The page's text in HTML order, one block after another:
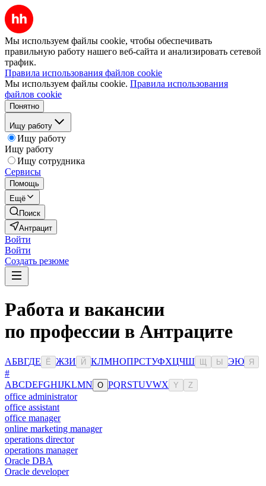
Мы используем файлы cookie, чтобы обеспечивать
правильную работу нашего веб-сайта и анализировать сетевой
трафик.
Правила использования файлов cookie
Мы используем файлы cookie. Правила использования
файлов cookie
Понятно
Ищу работу
Ищу работу
Ищу работу
Ищу сотрудника
Сервисы
Помощь
Ещё
Поиск
Антрацит
Войти
Войти
Создать резюме
Работа и вакансии
по профессии в Антраците
АБВГДЕ Ё ЖЗИ Й КЛМНОПРСТУФХЦЧШ Ы ЭЮ Я
#
ABCDEFGHIJKLMN O PQRSTUVWX Y Z
office administrator
office assistant
office manager
online marketing manager
operations director
operations manager
Oracle DBA
Oracle developer